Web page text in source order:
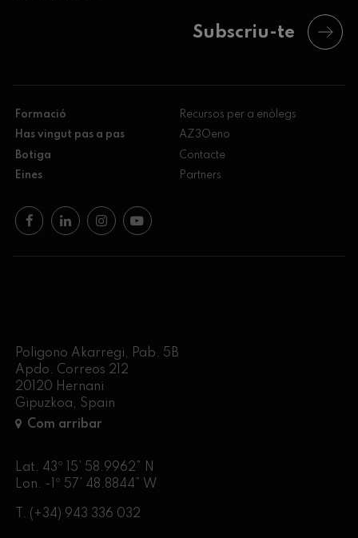
Subscriu-te
Formació
Has vingut pas a pas
Botiga
Eines
Recursos per a enòlegs
AZ3Oeno
Contacte
Partners
Poligono Akarregi, Pab. 5B
Apdo. Correos 212
20120 Hernani
Gipuzkoa, Spain
Com arribar
Lat. 43º 15’ 58.9962” N
Lon. -1º 57’ 48.8844” W
T. (+34) 943 336 032